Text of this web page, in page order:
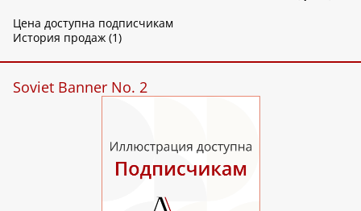
Цена доступна подписчикам
История продаж (1)
Soviet Banner No. 2